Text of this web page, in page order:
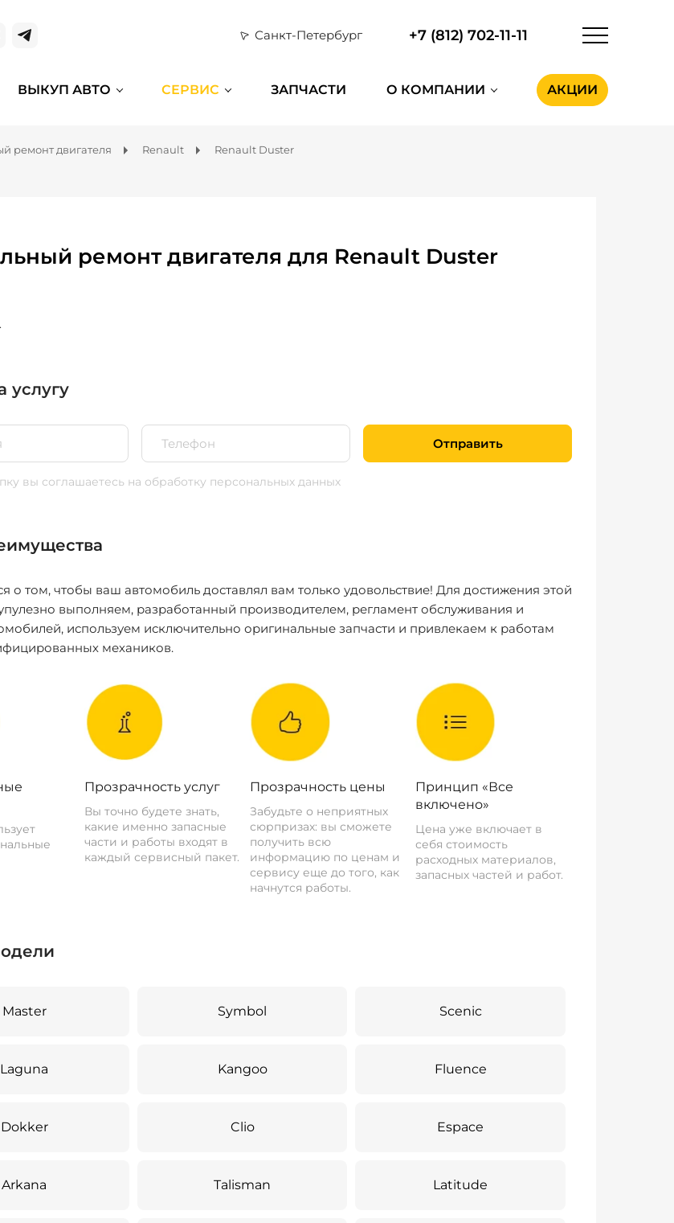
Санкт-Петербург +7 (812) 702-11-11
ВЫКУП АВТО СЕРВИС ЗАПЧАСТИ О КОМПАНИИ АКЦИИ
ремонт двигателя Renault Renault Duster
ремонт двигателя для Renault Duster
услугу
Отправить
вы соглашаетесь на обработку персональных данных
о том, чтобы ваш автомобиль доставлял вам только удовольствие! Для достижения этой
выполняем, разработанный производителем, регламент обслуживания и
используем исключительно оригинальные запчасти и привлекаем к работам
механиков.
Прозрачность услуг
Вы точно будете знать,
какие именно запасные
части и работы входят в
каждый сервисный пакет.
Прозрачность цены
Забудьте о неприятных
сюрпризах: вы сможете
получить всю
информацию по ценам и
сервису еще до того, как
начнутся работы.
Принцип «Все
включено»
Цена уже включает в
себя стоимость
расходных материалов,
запасных частей и работ.
Master Symbol Scenic
Laguna Kangoo Fluence
Dokker Clio Espace
Arkana Talisman Latitude